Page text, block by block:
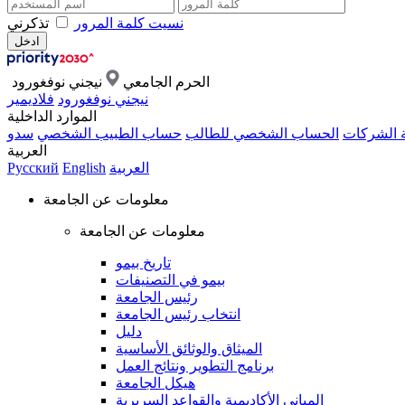
نسيت كلمة المرور تذكرني
الحرم الجامعي
نيجني نوفغورود
نيجني نوفغورود فلاديمير
الموارد الداخلية
الشركات الحساب الشخصي للطالب حساب الطبيب الشخصي سدو
العربية
Русский English العربية
معلومات عن الجامعة
معلومات عن الجامعة
تاريخ بيمو
بيمو في التصنيفات
رئيس الجامعة
انتخاب رئيس الجامعة
دليل
الميثاق والوثائق الأساسية
برنامج التطوير ونتائج العمل
هيكل الجامعة
المباني الأكاديمية والقواعد السريرية